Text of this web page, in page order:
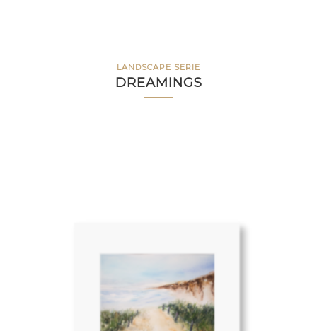
LANDSCAPE SERIE
DREAMINGS